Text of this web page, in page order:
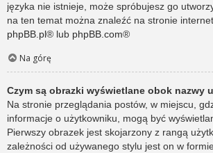
języka nie istnieje, może spróbujesz go
na ten temat można znaleźć na stronie
phpBB.pl® lub phpBB.com®
Na górę
Czym są obrazki wyświetlane obok nazwy
Na stronie przeglądania postów, w miejscu,
informacje o użytkowniku, mogą być
Pierwszy obrazek jest skojarzony z rangą
zależności od używanego stylu jest on w